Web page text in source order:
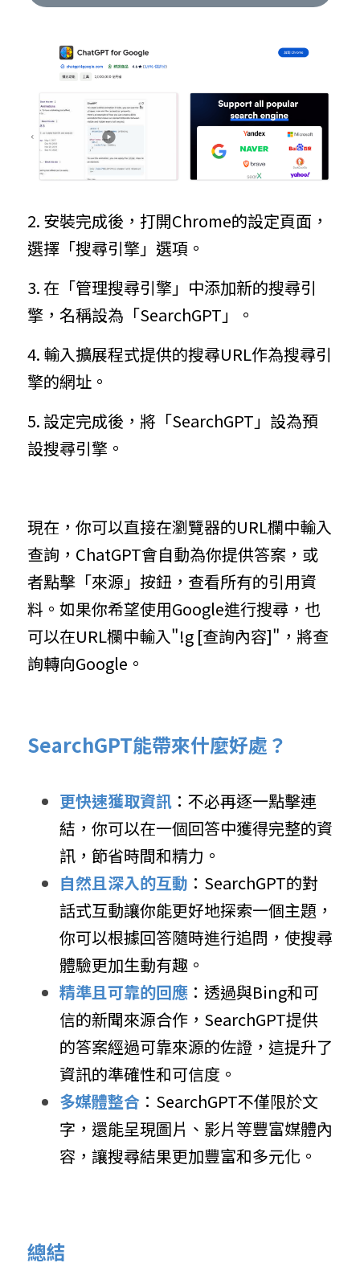
2. 安裝完成後，打開Chrome的設定頁面，
選擇「搜尋引擎」選項。
3. 在「管理搜尋引擎」中添加新的搜尋引
擎，名稱設為「SearchGPT」。
4. 輸入擴展程式提供的搜尋URL作為搜尋引
擎的網址。
5. 設定完成後，將「SearchGPT」設為預
設搜尋引擎。
現在，你可以直接在瀏覽器的URL欄中輸入
查詢，ChatGPT會自動為你提供答案，或
者點擊「來源」按鈕，查看所有的引用資
料。如果你希望使用Google進行搜尋，也
可以在URL欄中輸入"!g [查詢內容]"，將查
詢轉向Google。
SearchGPT能帶來什麼好處？
更快速獲取資訊 ：不必再逐一點擊連
結，你可以在一個回答中獲得完整的資
訊，節省時間和精力。
自然且深入的互動 ：SearchGPT的對
話式互動讓你能更好地探索一個主題，
你可以根據回答隨時進行追問，使搜尋
體驗更加生動有趣。
精準且可靠的回應 ：透過與Bing和可
信的新聞來源合作，SearchGPT提供
的答案經過可靠來源的佐證，這提升了
資訊的準確性和可信度。
多媒體整合 ：SearchGPT不僅限於文
字，還能呈現圖片、影片等豐富媒體內
容，讓搜尋結果更加豐富和多元化。
總結